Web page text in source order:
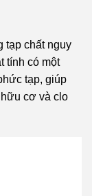
tạp chất nguy
tính có một
tạp, giúp
cơ và clo